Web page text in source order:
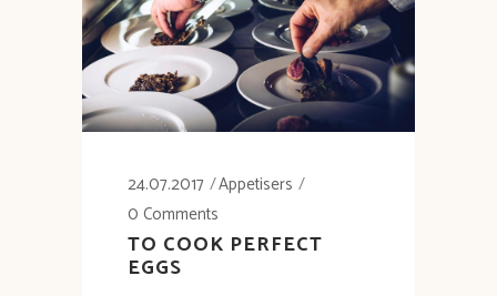
24.07.2017 Appetisers
0 Comments
TO COOK PERFECT
EGGS